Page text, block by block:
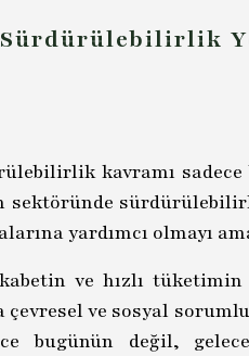
kavramı
sektöründe
yardımcı olmayı
ve hızlı
çevresel ve sosyal
bugünün değil,